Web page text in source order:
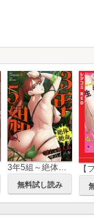
3年5組～絶体絶命！淫らな無人島サバイバル～【タテヨミ】
無料試し読み